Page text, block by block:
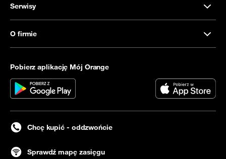
Serwisy
O firmie
Pobierz aplikację Mój Orange
Chcę kupić - oddzwońcie
Sprawdź mapę zasięgu